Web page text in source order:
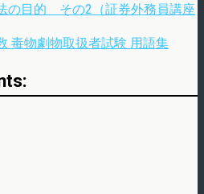
の目的 その2（証券外務員講座
毒物劇物取扱者試験 用語集